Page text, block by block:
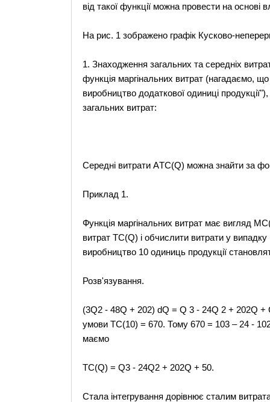
від такої функції можна провести на основі
На рис. 1 зображено графік Кусково-
1. Знаходження загальних та середніх
функція маргінальних витрат (нагадаємо,
виробництво додаткової одиниці
загальних витрат:
Середні витрати AТС(Q) можна знайти за
Приклад 1.
Функція маргінальних витрат має вигляд
витрат ТC(Q) і обчислити витрати у
виробництво 10 одиниць продукції
Розв'язування.
(3Q2 - 48Q + 202) dQ = Q 3 - 24Q 2 + 202Q +
умови ТС(10) = 670. Тому 670 = 103 – 24 -
маємо
TC(Q) = Q3 - 24Q2 + 202Q + 50.
Стала інтегрування дорівнює сталим